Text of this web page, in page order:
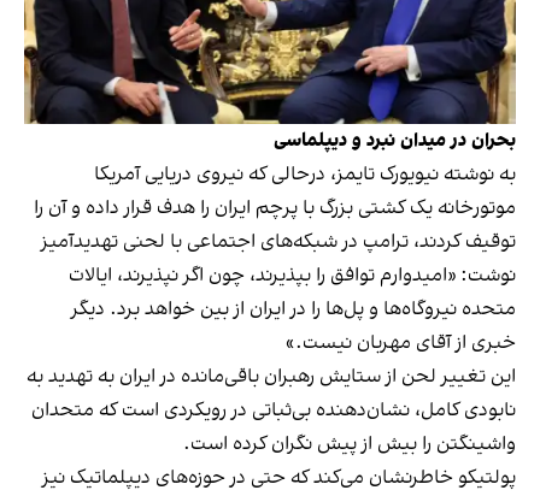
بحران در میدان نبرد و دیپلماسی
به نوشته نیویورک تایمز، درحالی که نیروی دریایی آمریکا
موتورخانه یک کشتی بزرگ با پرچم ایران را هدف قرار داده و آن را
توقیف کردند، ترامپ در شبکه‌های اجتماعی با لحنی تهدیدآمیز
نوشت: «امیدوارم توافق را بپذیرند، چون اگر نپذیرند، ایالات
متحده نیروگاه‌ها و پل‌ها را در ایران از بین خواهد برد. دیگر
خبری از آقای مهربان نیست.»
این تغییر لحن از ستایش رهبران باقی‌مانده در ایران به تهدید به
نابودی کامل، نشان‌دهنده بی‌ثباتی در رویکردی است که متحدان
واشینگتن را بیش از پیش نگران کرده است.
پولتیکو خاطرنشان می‌کند که حتی در حوزه‌های دیپلماتیک نیز